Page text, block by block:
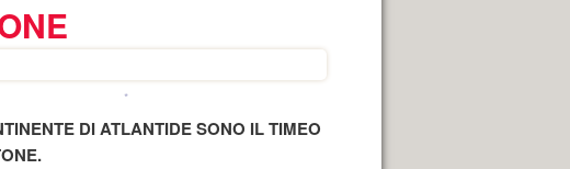
DI ATLANTIDE SONO IL TIMEO